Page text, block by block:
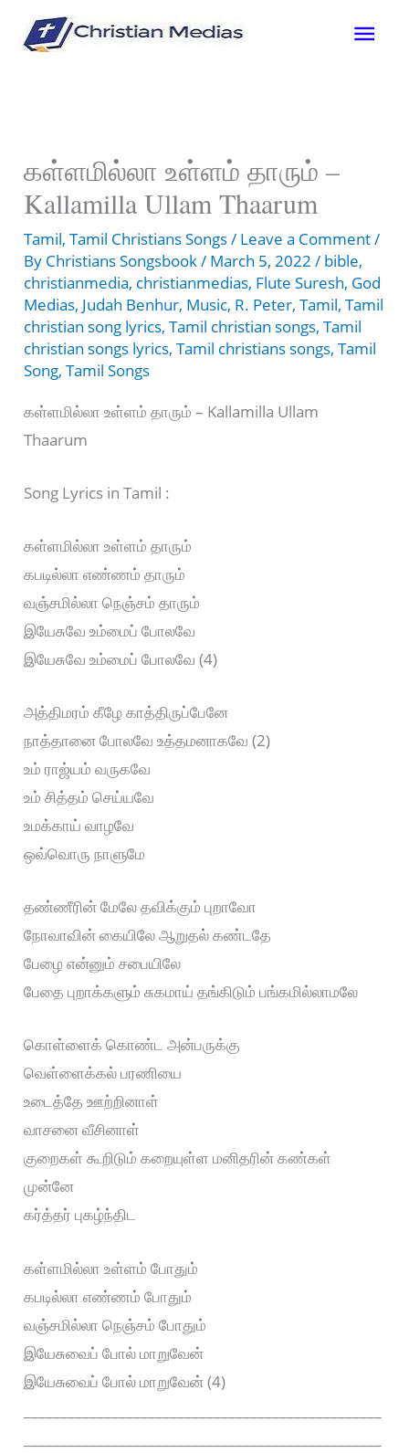
கள்ளமில்லா உள்ளம் தாரும் –
Kallamilla Ullam Thaarum
Tamil,Tamil Christians Songs/ Leave a Comment/
By Christians Songsbook/ March 5, 2022/ bible,
christianmedia, christianmedias, Flute Suresh, God
Medias, Judah Benhur, Music, R. Peter,Tamil,Tamil
christian song lyrics,Tamil christian songs,Tamil
christian songs lyrics,Tamil christians songs,Tamil
Song,Tamil Songs
கள்ளமில்லா உள்ளம் தாரும் – Kallamilla Ullam
Thaarum
Song Lyrics in Tamil :
கள்ளமில்லா உள்ளம் தாரும்
கபடில்லா எண்ணம் தாரும்
வஞ்சமில்லா நெஞ்சம் தாரும்
இயேசுவே உம்மைப் போலவே
இயேசுவே உம்மைப் போலவே (4)
அத்திமரம் கீழே காத்திருப்பேனே
நாத்தானை போலவே உத்தமனாகவே (2)
உம் ராஜ்யம் வருகவே
உம் சித்தம் செய்யவே
உமக்காய் வாழவே
ஒவ்வொரு நாளுமே
தண்ணீரின் மேலே தவிக்கும் புறாவோ
நோவாவின் கையிலே ஆறுதல் கண்டதே
பேழை என்னும் சபையிலே
பேதை புறாக்களும் சுகமாய் தங்கிடும் பங்கமில்லாமலே
கொள்ளைக் கொண்ட அன்பருக்கு
வெள்ளைக்கல் பரணியை
உடைத்தே ஊற்றினாள்
வாசனை வீசினாள்
குறைகள் கூறிடும் கறையுள்ள மனிதரின் கண்கள்
முன்னே
கர்த்தர் புகழ்ந்திட
கள்ளமில்லா உள்ளம் போதும்
கபடில்லா எண்ணம் போதும்
வஞ்சமில்லா நெஞ்சம் போதும்
இயேசுவைப் போல் மாறுவேன்
இயேசுவைப் போல் மாறுவேன் (4)